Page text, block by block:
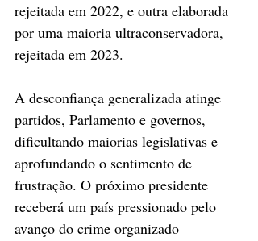
rejeitada em 2022, e outra elaborada
por uma maioria ultraconservadora,
rejeitada em 2023.
A desconfiança generalizada atinge
partidos, Parlamento e governos,
dificultando maiorias legislativas e
aprofundando o sentimento de
frustração. O próximo presidente
receberá um país pressionado pelo
avanço do crime organizado